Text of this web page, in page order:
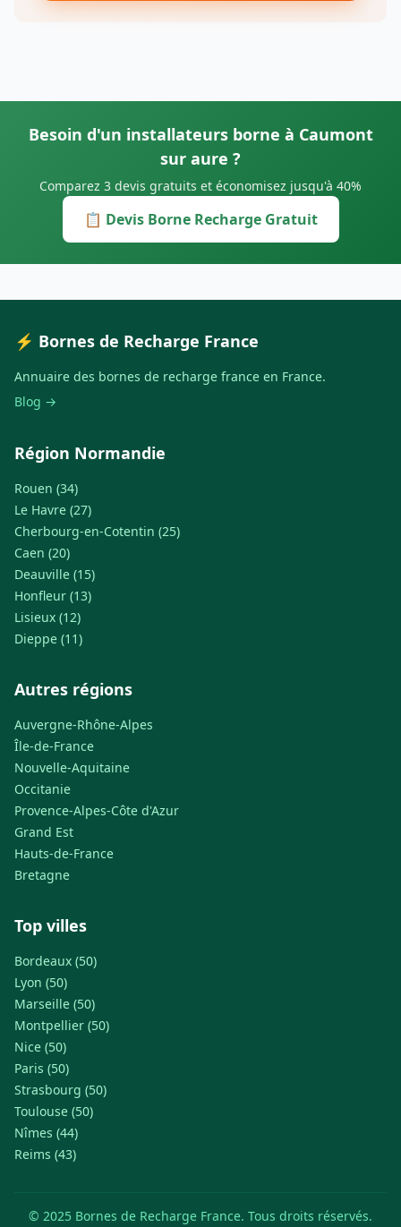
Besoin d'un installateurs borne à Caumont
sur aure ?
Comparez 3 devis gratuits et économisez jusqu'à 40%
📋 Devis Borne Recharge Gratuit
⚡ Bornes de Recharge France
Annuaire des bornes de recharge france en France.
Blog →
Région Normandie
Rouen (34)
Le Havre (27)
Cherbourg-en-Cotentin (25)
Caen (20)
Deauville (15)
Honfleur (13)
Lisieux (12)
Dieppe (11)
Autres régions
Auvergne-Rhône-Alpes
Île-de-France
Nouvelle-Aquitaine
Occitanie
Provence-Alpes-Côte d'Azur
Grand Est
Hauts-de-France
Bretagne
Top villes
Bordeaux (50)
Lyon (50)
Marseille (50)
Montpellier (50)
Nice (50)
Paris (50)
Strasbourg (50)
Toulouse (50)
Nîmes (44)
Reims (43)
© 2025 Bornes de Recharge France. Tous droits réservés.